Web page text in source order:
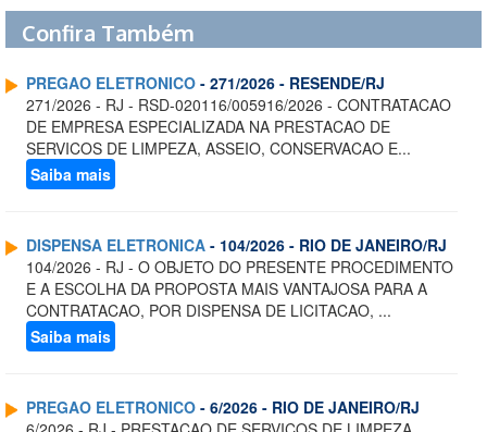
Confira Também
PREGAO ELETRONICO - 271/2026 - RESENDE/RJ
271/2026 - RJ - RSD-020116/005916/2026 - CONTRATACAO
DE EMPRESA ESPECIALIZADA NA PRESTACAO DE
SERVICOS DE LIMPEZA, ASSEIO, CONSERVACAO E...
Saiba mais
DISPENSA ELETRONICA - 104/2026 - RIO DE JANEIRO/RJ
104/2026 - RJ - O OBJETO DO PRESENTE PROCEDIMENTO
E A ESCOLHA DA PROPOSTA MAIS VANTAJOSA PARA A
CONTRATACAO, POR DISPENSA DE LICITACAO, ...
Saiba mais
PREGAO ELETRONICO - 6/2026 - RIO DE JANEIRO/RJ